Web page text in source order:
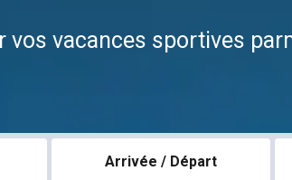
vos vacances sportives
Arrivée / Départ